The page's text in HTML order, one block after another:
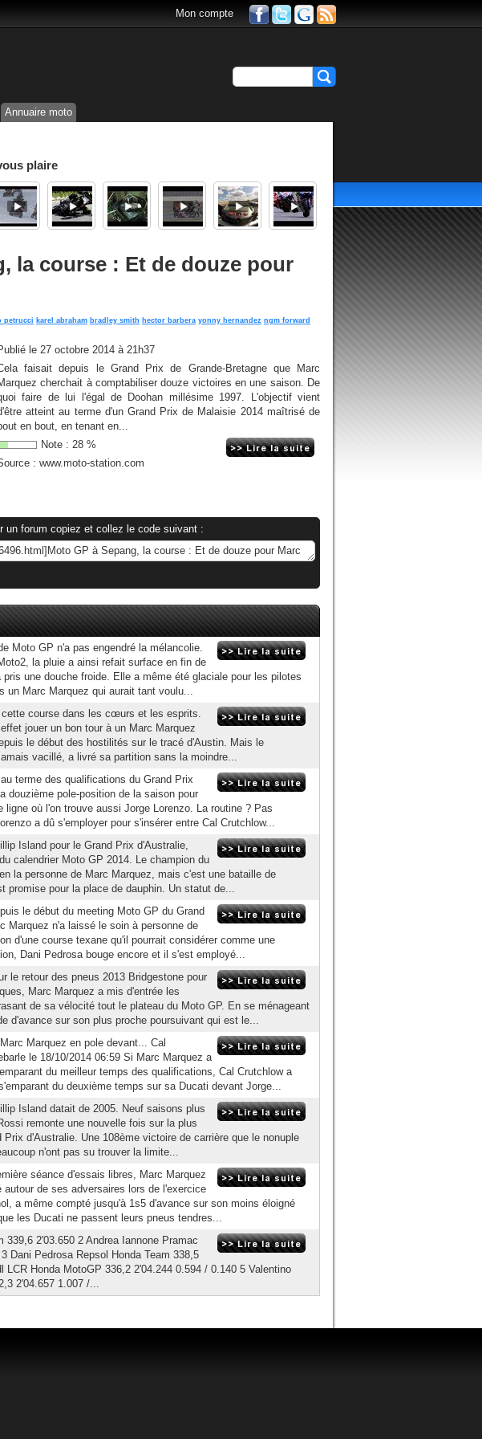
Mon compte
Annuaire moto
plaire
la course : Et de douze pour
petrucci karel abraham bradley smith hector barbera yonny hernandez ngm forward
le 27 octobre 2014 à 21h37
faisait depuis le Grand Prix de Grande-Bretagne que Marc
cherchait à comptabiliser douze victoires en une saison. De
faire de lui l'égal de Doohan millésime 1997. L'objectif vient
atteint au terme d'un Grand Prix de Malaisie 2014 maîtrisé de
en bout, en tenant en...
Note : 28 %
: www.moto-station.com
un forum copiez et collez le code suivant :
Moto GP n'a pas engendré la mélancolie.
la pluie a ainsi refait surface en fin de
pris une douche froide. Elle a même été glaciale pour les pilotes
un Marc Marquez qui aurait tant voulu...
course dans les cœurs et les esprits.
jouer un bon tour à un Marc Marquez
le début des hostilités sur le tracé d'Austin. Mais le
vacillé, a livré sa partition sans la moindre...
terme des qualifications du Grand Prix
douzième pole-position de la saison pour
ligne où l'on trouve aussi Jorge Lorenzo. La routine ? Pas
a dû s'employer pour s'insérer entre Cal Crutchlow...
Island pour le Grand Prix d'Australie,
calendrier Moto GP 2014. Le champion du
la personne de Marc Marquez, mais c'est une bataille de
promise pour la place de dauphin. Un statut de...
le début du meeting Moto GP du Grand
Marquez n'a laissé le soin à personne de
d'une course texane qu'il pourrait considérer comme une
Dani Pedrosa bouge encore et il s'est employé...
le retour des pneus 2013 Bridgestone pour
Marc Marquez a mis d'entrée les
de sa vélocité tout le plateau du Moto GP. En se ménageant
d'avance sur son plus proche poursuivant qui est le...
Marquez en pole devant... Cal
le 18/10/2014 06:59 Si Marc Marquez a
du meilleur temps des qualifications, Cal Crutchlow a
du deuxième temps sur sa Ducati devant Jorge...
Island datait de 2005. Neuf saisons plus
remonte une nouvelle fois sur la plus
Prix d'Australie. Une 108ème victoire de carrière que le nonuple
n'ont pas su trouver la limite...
séance d'essais libres, Marc Marquez
autour de ses adversaires lors de l'exercice
a même compté jusqu'à 1s5 d'avance sur son moins éloigné
les Ducati ne passent leurs pneus tendres...
339,6 2'03.650 2 Andrea Iannone Pramac
Dani Pedrosa Repsol Honda Team 338,5
LCR Honda MotoGP 336,2 2'04.244 0.594 / 0.140 5 Valentino
2'04.657 1.007 /...